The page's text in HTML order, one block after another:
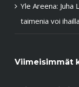
Yle Areena:
taimenia voi
Viimeisimmät